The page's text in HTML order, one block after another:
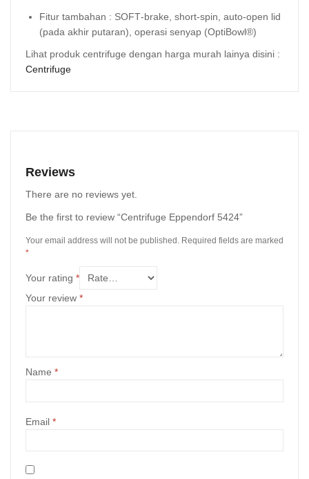
Fitur tambahan : SOFT‑brake, short‑spin, auto‑open lid
(pada akhir putaran), operasi senyap (OptiBowl®)
Lihat produk centrifuge dengan harga murah lainya disini :
Centrifuge
Reviews
There are no reviews yet.
Be the first to review “Centrifuge Eppendorf 5424”
Your email address will not be published. Required fields are marked
*
Your rating *
Your review *
Name *
Email *